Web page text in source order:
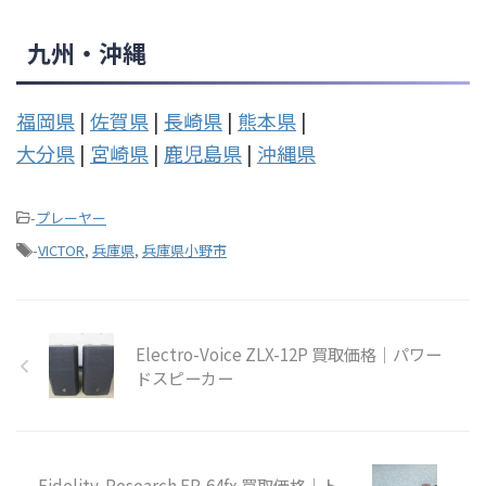
九州・沖縄
福岡県 | 佐賀県 | 長崎県 | 熊本県 |
大分県 | 宮崎県 | 鹿児島県 | 沖縄県
-プレーヤー
-VICTOR, 兵庫県, 兵庫県小野市
Electro-Voice ZLX-12P 買取価格｜パワー
ドスピーカー